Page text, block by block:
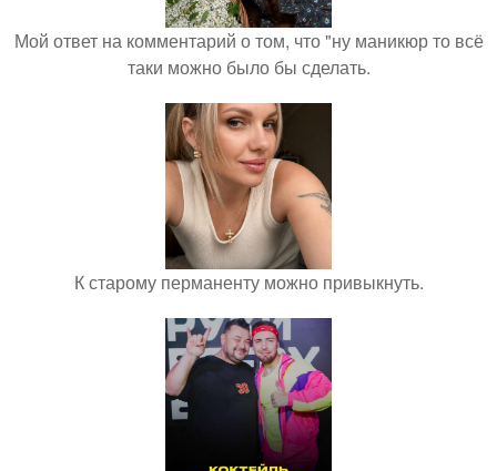
Мой ответ на комментарий о том, что "ну маникюр то всё
таки можно было бы сделать.
К старому перманенту можно привыкнуть.